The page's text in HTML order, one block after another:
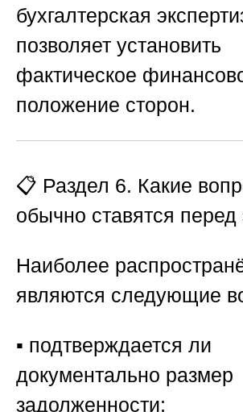
бухгалтерская
позволяет установить
фактическое
положение сторон.
📋 Раздел 6. Какие
обычно ставятся перед
Наиболее
являются следующие
▪️ подтверждается ли
документально размер
задолженности;